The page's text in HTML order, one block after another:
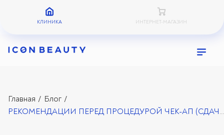
КЛИНИКА ИНТЕРНЕТ-МАГАЗИН
Главная / Блог /
РЕКОМЕНДАЦИИ ПЕРЕД ПРОЦЕДУРОЙ ЧЕК-АП (СДАЧЕЙ АНАЛИЗОВ)